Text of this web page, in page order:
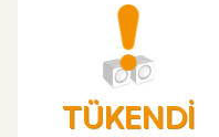
TÜKENDİ